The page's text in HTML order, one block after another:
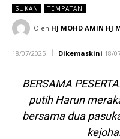
SUKAN TEMPATAN
Oleh HJ MOHD AMIN HJ
18/07/2025 Dikemaskini 18/
BERSAMA
putih Harun
bersama dua